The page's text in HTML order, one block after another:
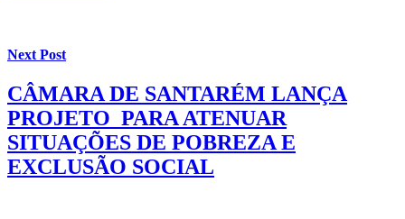
Next Post
CÂMARA DE SANTARÉM LANÇA
PROJETO PARA ATENUAR
SITUAÇÕES DE POBREZA E
EXCLUSÃO SOCIAL